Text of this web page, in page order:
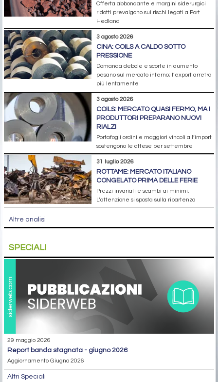
Offerta abbondante e margini siderurgici
ridotti prevalgono sui rischi legati a Port
Hedland
3 agosto 2026
CINA: COILS A CALDO SOTTO
PRESSIONE
Domanda debole e scorte in aumento
pesano sul mercato interno; l’export arretra
più lentamente
3 agosto 2026
COILS: MERCATO QUASI FERMO, MA I
PRODUTTORI PREPARANO NUOVI
RIALZI
Portafogli ordini e maggiori vincoli all’import
sostengono le attese per settembre
31 luglio 2026
ROTTAME: MERCATO ITALIANO
CONGELATO PRIMA DELLE FERIE
Prezzi invariati e scambi ai minimi.
L’attenzione si sposta sulla ripartenza
Altre analisi
SPECIALI
29 maggio 2026
report banda stagnata - giugno 2026
Aggiornamento Giugno 2026
Altri Speciali